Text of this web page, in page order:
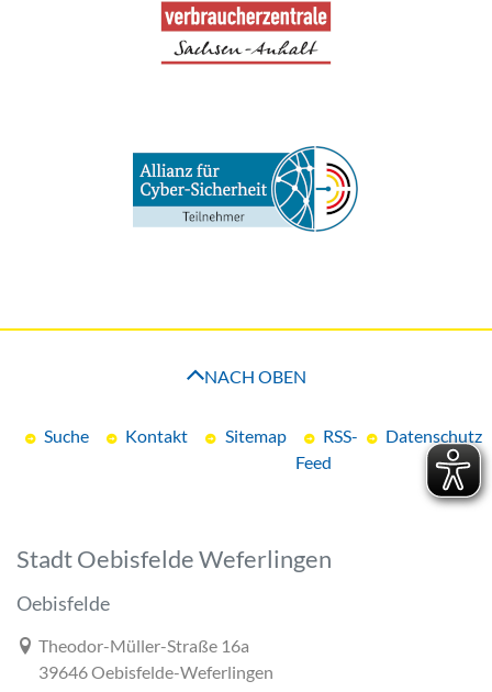
Suche Kontakt Sitemap
RSS-
Feed
Datenschutz
NACH OBEN
Stadt Oebisfelde Weferlingen
Oebisfelde
Link zur Google-Maps Navigation
Theodor-Müller-Straße 16a
39646 Oebisfelde-Weferlingen